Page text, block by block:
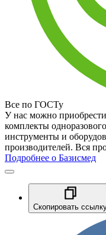
Все по ГОСТу
У нас можно приобрести
комплекты
инструменты и
производителей. Вся
Подробнее о Базисмед
Скопировать